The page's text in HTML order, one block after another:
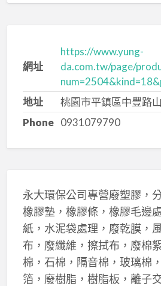
網址
https://www.yung-
da.com.tw/page/
地址
桃園市平鎮區中豐路
Phone 0931079790
永大環保公司專營廢塑膠，
橡膠墊，橡膠條，橡膠毛邊
紙，水泥袋處理，廢乾膜，
布，廢纖維，擦拭布，廢棉
棉，石棉，隔音棉，玻璃棉
箔，廢樹脂，樹脂板，離子